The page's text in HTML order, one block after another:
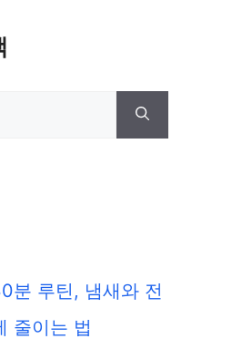
분 루틴, 냄새와 전
줄이는 법